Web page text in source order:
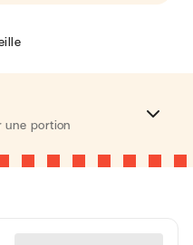
une portion
402 kcal